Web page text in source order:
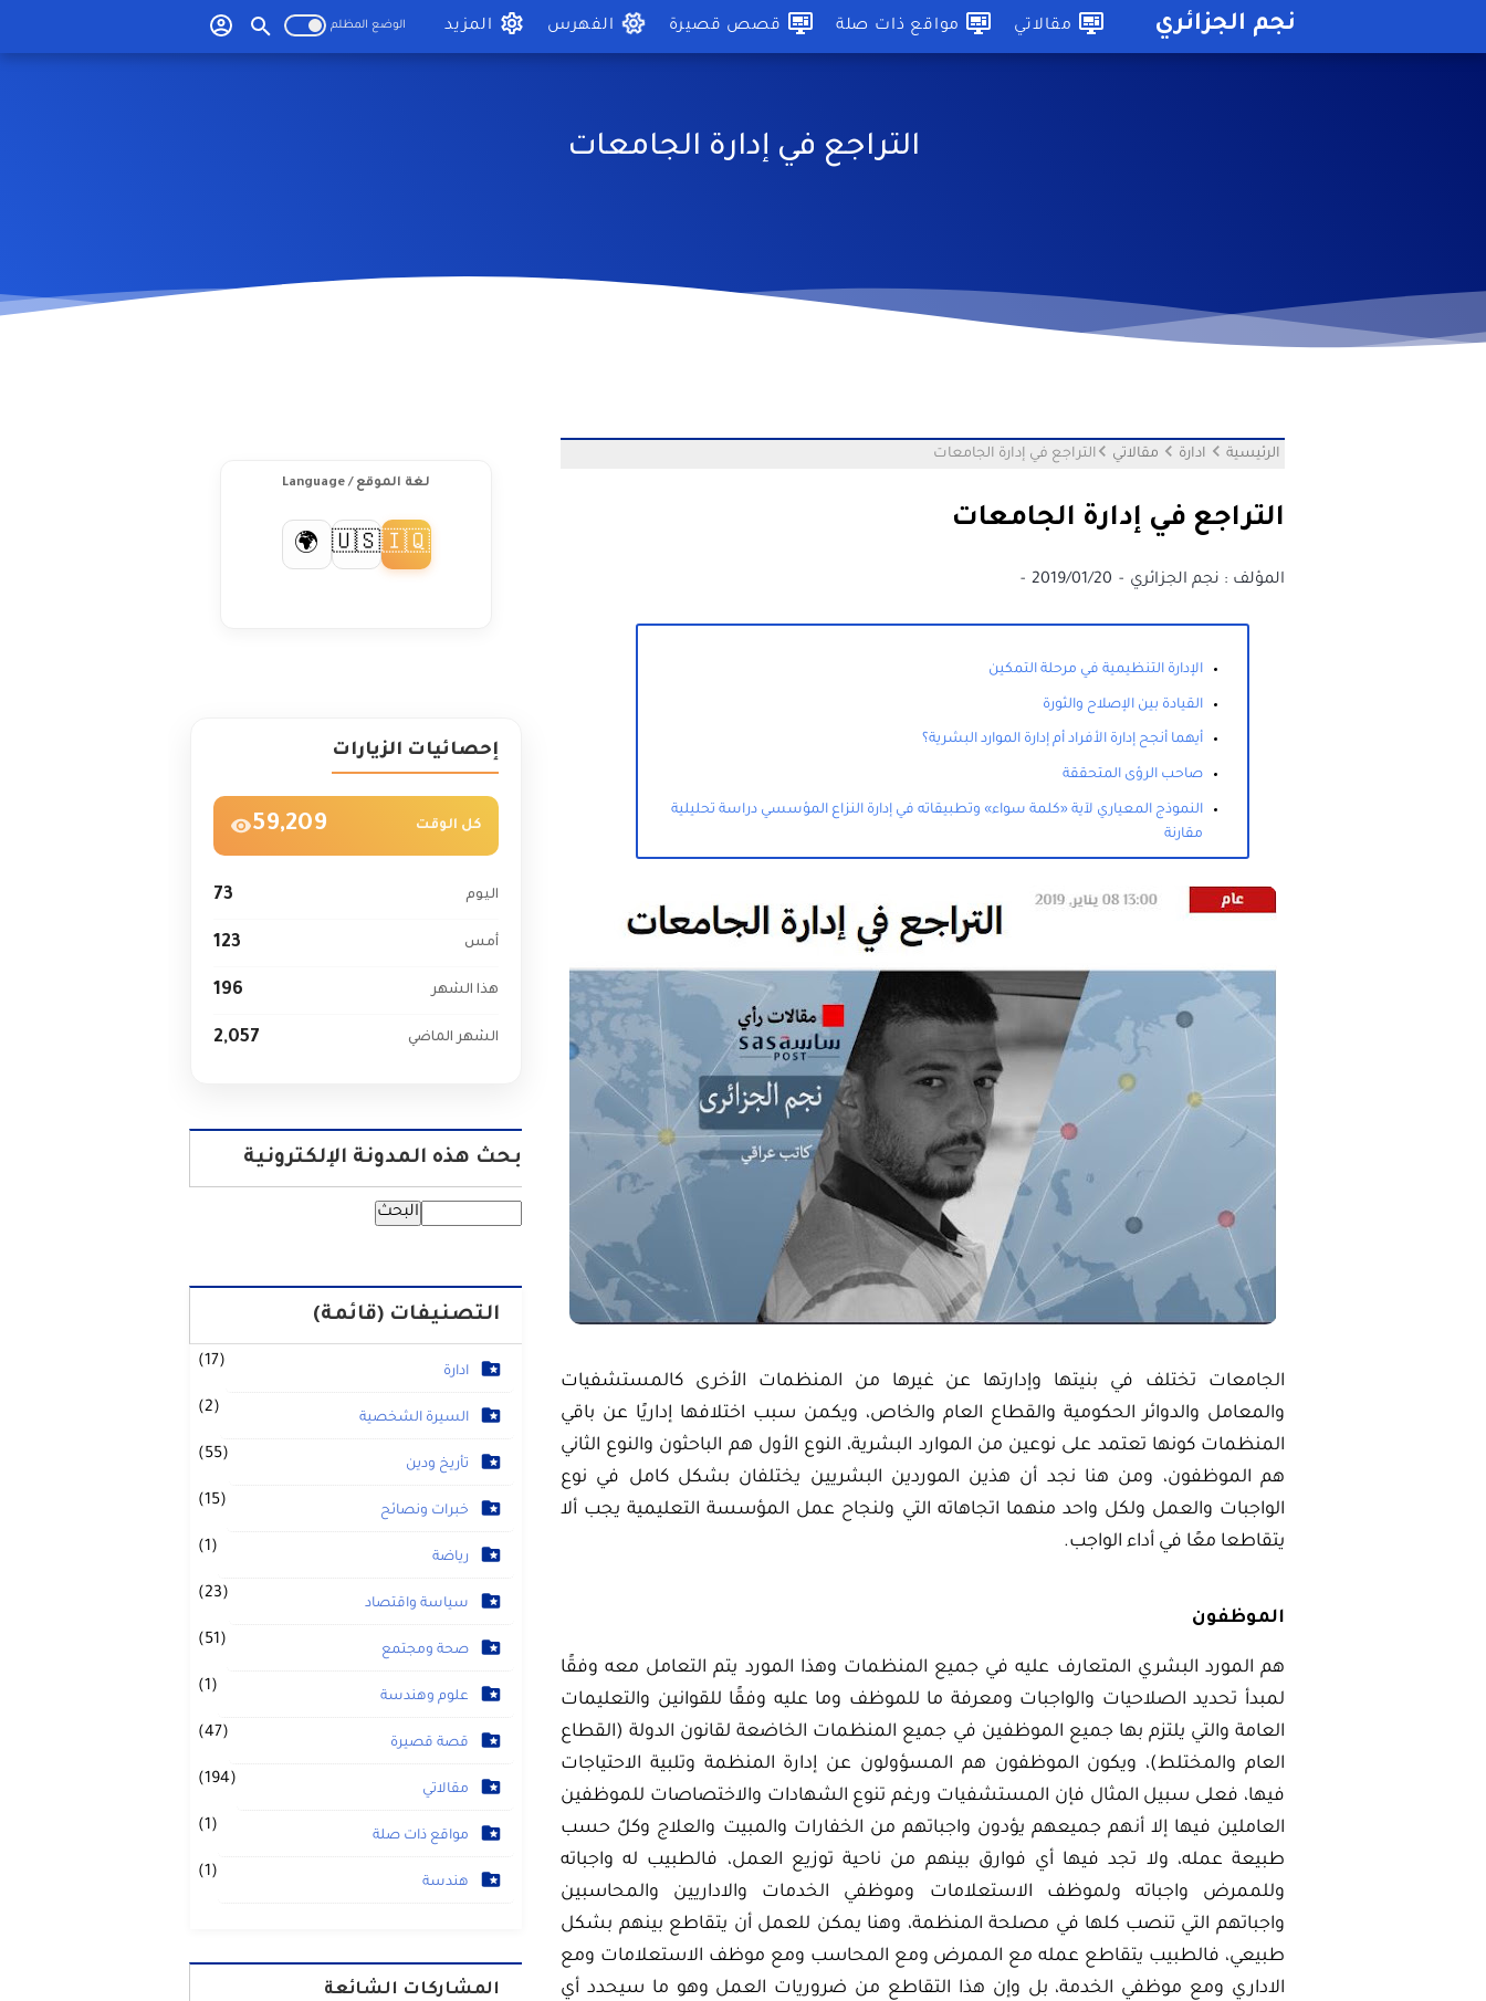
نجم الجزائري مقالاتي مواقع ذات صلة قصص قصيرة الفهرس المزيد
التراجع في إدارة الجامعات
الرئيسية ادارة مقالاتي التراجع في إدارة الجامعات
التراجع في إدارة الجامعات
المؤلف : نجم الجزائري 2019/01/20
الإدارة التنظيمية في مرحلة التمكين
القيادة بين الإصلاح والثورة
أيهما أنجح إدارة الأفراد أم إدارة الموارد البشرية؟
صاحب الرؤى المتحققة
النموذج المعياري لآية «كلمة سواء» وتطبيقاته في إدارة النزاع المؤسسي دراسة تحليلية
مقارنة
الجامعات تختلف في بنيتها وإدارتها عن غيرها من المنظمات الأخرى كالمستشفيات
والمعامل والدوائر الحكومية والقطاع العام والخاص، ويكمن سبب اختلافها إداريًا عن باقي
المنظمات كونها تعتمد على نوعين من الموارد البشرية، النوع الأول هم الباحثون والنوع الثاني
هم الموظفون، ومن هنا نجد أن هذين الموردين البشريين يختلفان بشكل كامل في نوع
الواجبات والعمل ولكل واحد منهما اتجاهاته التي ولنجاح عمل المؤسسة التعليمية يجب ألا
يتقاطعا معًا في أداء الواجب.
الموظفون
هم المورد البشري المتعارف عليه في جميع المنظمات وهذا المورد يتم التعامل معه وفقًا
لمبدأ تحديد الصلاحيات والواجبات ومعرفة ما للموظف وما عليه وفقًا للقوانين والتعليمات
العامة والتي يلتزم بها جميع الموظفين في جميع المنظمات الخاضعة لقانون الدولة (القطاع
العام والمختلط)، ويكون الموظفون هم المسؤولون عن إدارة المنظمة وتلبية الاحتياجات
فيها، فعلى سبيل المثال فإن المستشفيات ورغم تنوع الشهادات والاختصاصات للموظفين
العاملين فيها إلا أنهم جميعهم يؤدون واجباتهم من الخفارات والمبيت والعلاج وكلٌ حسب
طبيعة عمله، ولا تجد فيها أي فوارق بينهم من ناحية توزيع العمل، فالطبيب له واجباته
وللممرض واجباته ولموظف الاستعلامات وموظفي الخدمات والاداريين والمحاسبين
واجباتهم التي تنصب كلها في مصلحة المنظمة، وهنا يمكن للعمل أن يتقاطع بينهم بشكل
طبيعي، فالطبيب يتقاطع عمله مع الممرض ومع المحاسب ومع موظف الاستعلامات ومع
الاداري ومع موظفي الخدمة، بل وإن هذا التقاطع من ضروريات العمل وهو ما سيحدد أي
لغة الموقع / Language
🇮🇶
🇺🇸
🌍
إحصائيات الزيارات
كل الوقت 59,209
اليوم 73
أمس 123
هذا الشهر 196
الشهر الماضي 2,057
بحث هذه المدونة الإلكترونية
التصنيفات (قائمة)
ادارة
(17)
السيرة الشخصية
(2)
تأريخ ودين
(55)
خبرات ونصائح
(15)
رياضة
(1)
سياسة واقتصاد
(23)
صحة ومجتمع
(51)
علوم وهندسة
(1)
قصة قصيرة
(47)
مقالاتي
(194)
مواقع ذات صلة
(1)
هندسة
(1)
المشاركات الشائعة